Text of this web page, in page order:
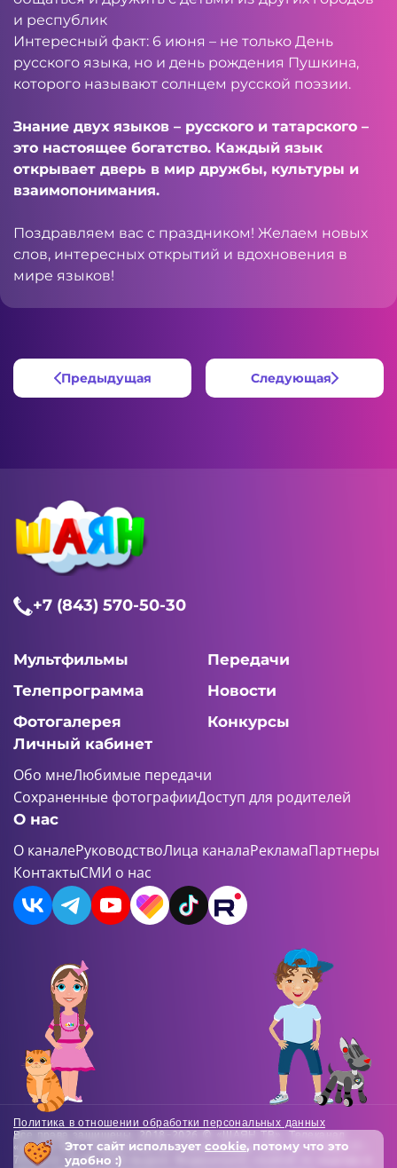
и республик
Интересный факт: 6 июня – не только День
русского языка, но и день рождения Пушкина,
которого называют солнцем русской поэзии.
Знание двух языков – русского и татарского –
это настоящее богатство. Каждый язык
открывает дверь в мир дружбы, культуры и
взаимопонимания.
Поздравляем вас с праздником! Желаем новых
слов, интересных открытий и вдохновения в
мире языков!
Предыдущая Следующая
+7 (843) 570-50-30
Мультфильмы
Передачи
Телепрограмма
Новости
Фотогалерея
Конкурсы
Личный кабинет
Обо мнеЛюбимые передачи
Сохраненные фотографииДоступ для родителей
О нас
О каналеРуководствоЛица каналаРекламаПартнеры
КонтактыСМИ о нас
Политика в отношении обработки персональных данных
Все права защищены. 2018-2026 © «ШАЯН ТВ». Телеканал
«ШАЯН ТВ» , Свидетельство о регистрации СМИ Эл-Л №ФС77-
73138 от 22.06.2018 выдано Федеральной службой по надзору в
Этот сайт использует cookie, потому что это
удобно :)